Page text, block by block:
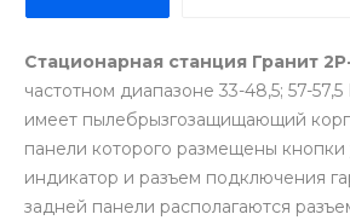
Стационарная станция Гранит
частотном диапазоне 33-48,5; 57-
имеет пылебрызгозащищающий
панели которого размещены кнопки
индикатор и разъем подключения
задней панели располагаются